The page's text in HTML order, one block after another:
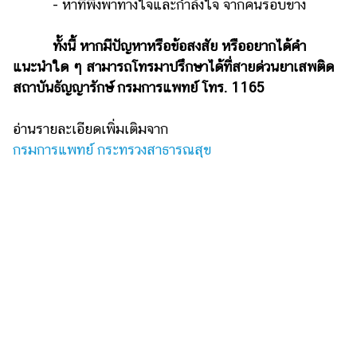
- หาที่พึ่งพาทางใจและกำลังใจ จากคนรอบข้าง
ทั้งนี้ หากมีปัญหาหรือข้อสงสัย หรืออยากได้คำ
แนะนำใด ๆ สามารถโทรมาปรึกษาได้ที่สายด่วนยาเสพติด
สถาบันธัญญารักษ์ กรมการแพทย์ โทร. 1165
อ่านรายละเอียดเพิ่มเติมจาก
กรมการแพทย์ กระทรวงสาธารณสุข